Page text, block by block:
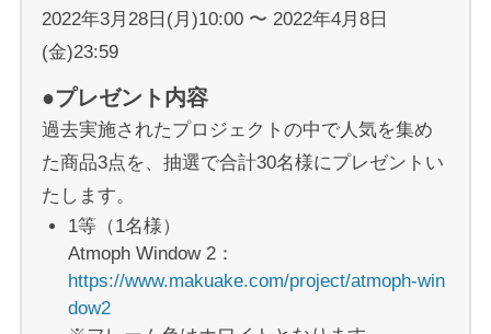
2022年3月28日(月)10:00 〜 2022年4月8日
(金)23:59
●プレゼント内容
過去実施されたプロジェクトの中で人気を集め
た商品3点を、抽選で合計30名様にプレゼントい
たします。
1等（1名様）
Atmoph Window 2：
https://www.makuake.com/project/atmoph-win
dow2